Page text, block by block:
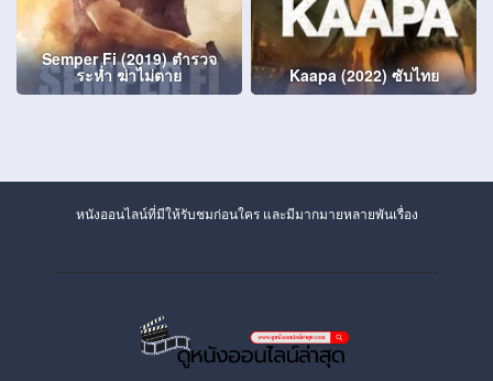
Semper Fi (2019) ตำรวจ
ระห่ำ ฆ่าไม่ตาย Kaapa (2022) ซับไทย
หนังออนไลน์ที่มีให้รับชมก่อนใคร และมีมากมายหลายพันเรื่อง